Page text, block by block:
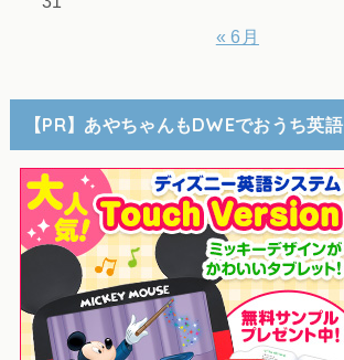
« 6月
【PR】あやちゃんもDWEでおうち英語